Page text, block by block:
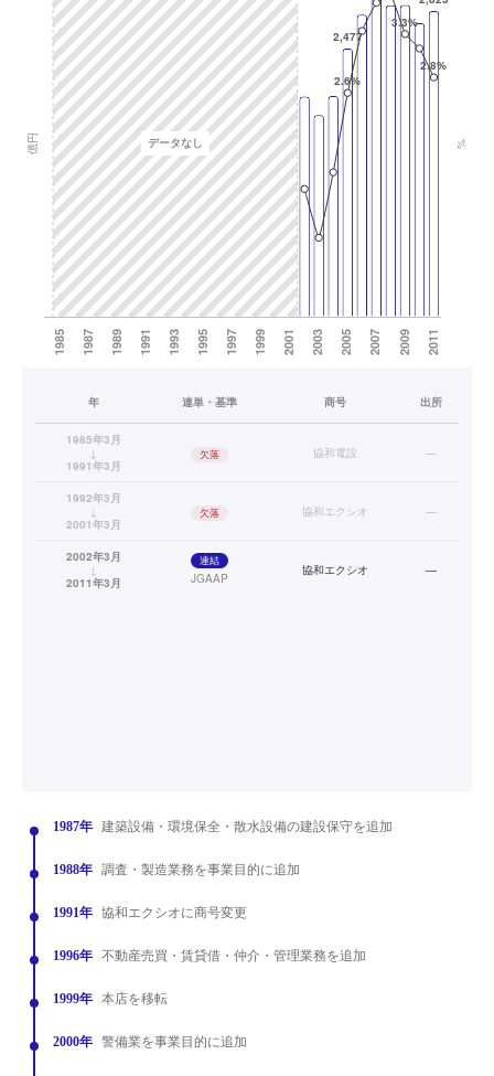
年 連単・基準 商号 出所
1985年3月
↓
1991年3月
欠落 協和電設 —
1992年3月
↓
2001年3月
欠落 協和エクシオ —
2002年3月
↓
2011年3月
連結
JGAAP
協和エクシオ —
1987年 建築設備・環境保全・散水設備の建設保守を追加
1988年 調査・製造業務を事業目的に追加
1991年 協和エクシオに商号変更
1996年 不動産売買・賃貸借・仲介・管理業務を追加
1999年 本店を移転
2000年 警備業を事業目的に追加